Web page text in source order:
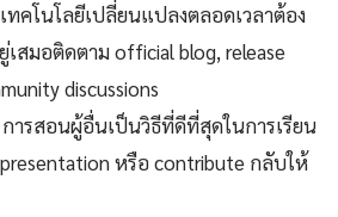
เทคโนโลยีเปลี่ยนแปลงตลอดเวลาต้อง
เสมอติดตาม official blog, release
discussions
การสอนผู้อื่นเป็นวิธีที่ดีที่สุดในการเรียน
หรือ contribute กลับให้